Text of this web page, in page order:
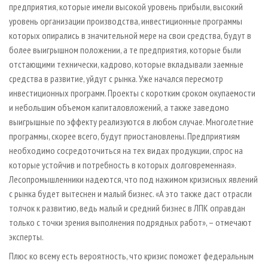
предприятия, которые имели высокой уровень прибыли, высокий
уровень организации производства, инвестиционные программы
которых опирались в значительной мере на свои средства, будут в
более выигрышном положении, а те предприятия, которые были
отстающими технически, кадрово, которые вкладывали заемные
средства в развитие, уйдут с рынка. Уже начался пересмотр
инвестиционных программ. Проекты с коротким сроком окупаемости
и небольшим объемом капиталовложений, а также заведомо
выигрышные по эффекту реализуются в любом случае. Многолетние
программы, скорее всего, будут приостановлены. Предприятиям
необходимо сосредоточиться на тех видах продукции, спрос на
которые устойчив и потребность в которых долговременная».
Лесопромышленники надеются, что под нажимом кризисных явлений
с рынка будет вытеснен и малый бизнес. «А это также даст отрасли
толчок к развитию, ведь малый и средний бизнес в ЛПК оправдан
только с точки зрения выполнения подрядных работ», – отмечают
эксперты.
Плюс ко всему есть вероятность, что кризис поможет федеральным